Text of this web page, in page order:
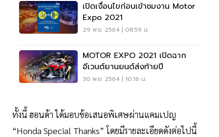
เปิดเงื่อนไขก่อนเข้าชมงาน Motor
Expo 2021
29 พ.ย. 2564 | 08:59 น.
MOTOR EXPO 2021 เปิดฉาก
อีเวนต์ยานยนต์ส่งท้ายปี
30 พ.ย. 2564 | 10:16 น.
ทั้งนี้ ฮอนด้า ได้มอบข้อเสนอพิเศษผ่านแคมเปญ
“Honda Special Thanks” โดยมีรายละเอียดดังต่อไปนี้